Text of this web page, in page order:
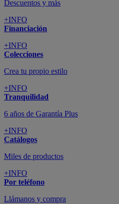
Descuentos y más
+INFO
Financiación
+INFO
Colecciones
Crea tu propio estilo
+INFO
Tranquilidad
6 años de Garantía Plus
+INFO
Catálogos
Miles de productos
+INFO
Por teléfono
Llámanos y compra